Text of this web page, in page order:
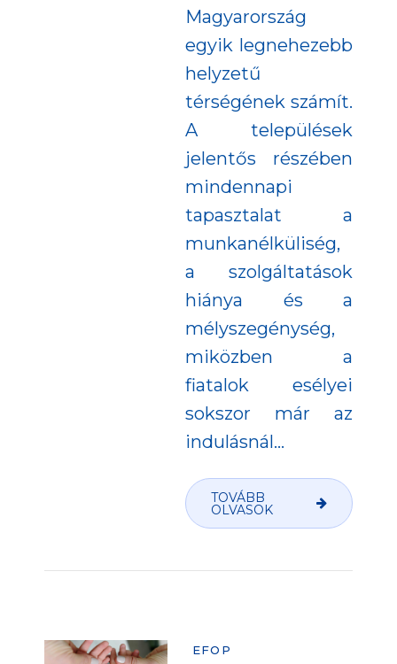
Magyarország
egyik legnehezebb
helyzetű
térségének számít.
A települések
jelentős részében
mindennapi
tapasztalat a
munkanélküliség,
a szolgáltatások
hiánya és a
mélyszegénység,
miközben a
fiatalok esélyei
sokszor már az
indulásnál...
TOVÁBB
OLVASOK
EFOP